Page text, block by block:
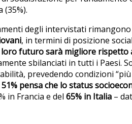
(35%).
degli intervistati
, in termini di posizione
futuro sarà migliore rispetto
sbilanciati in tutti i Paesi.
prevedendo condizioni
51% pensa che lo status
in Francia e del 65% in Italia –